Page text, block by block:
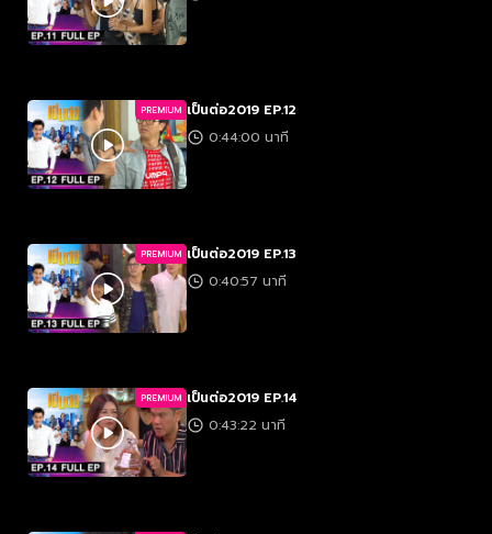
PREMIUM เป็นต่อ2019 EP.12
0:44:00 นาที
PREMIUM เป็นต่อ2019 EP.13
0:40:57 นาที
PREMIUM เป็นต่อ2019 EP.14
0:43:22 นาที